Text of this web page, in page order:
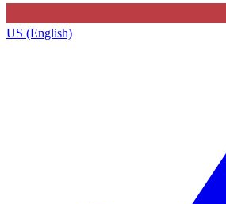
US (English)